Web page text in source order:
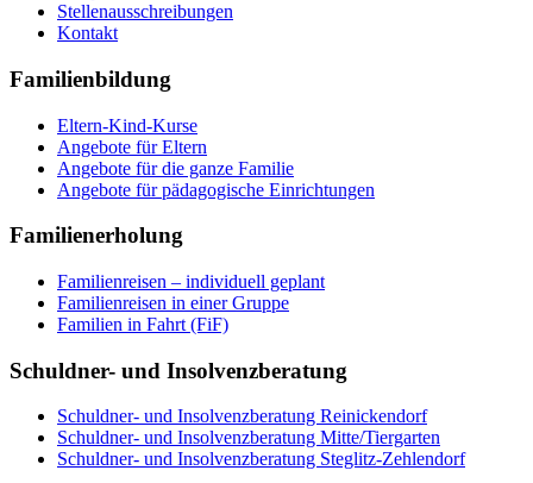
Stellenausschreibungen
Kontakt
Familienbildung
Eltern-Kind-Kurse
Angebote für Eltern
Angebote für die ganze Familie
Angebote für pädagogische Einrichtungen
Familienerholung
Familienreisen – individuell geplant
Familienreisen in einer Gruppe
Familien in Fahrt (FiF)
Schuldner- und Insolvenzberatung
Schuldner- und Insolvenzberatung Reinickendorf
Schuldner- und Insolvenzberatung Mitte/Tiergarten
Schuldner- und Insolvenzberatung Steglitz-Zehlendorf